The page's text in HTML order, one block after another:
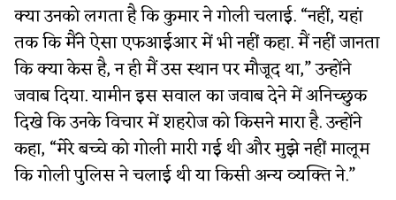
क्या उनको लगता है कि कुमार ने गोली चलाई. “नहीं, यहां
तक कि मैंने ऐसा एफआईआर में भी नहीं कहा. मैं नहीं जानता
कि क्या केस है, न ही मैं उस स्थान पर मौजूद था,” उन्होंने
जवाब दिया. यामीन इस सवाल का जवाब देने में अनिच्छुक
दिखे कि उनके विचार में शहरोज को किसने मारा है. उन्होंने
कहा, “मेरे बच्चे को गोली मारी गई थी और मुझे नहीं मालूम
कि गोली पुलिस ने चलाई थी या किसी अन्य व्यक्ति ने.”